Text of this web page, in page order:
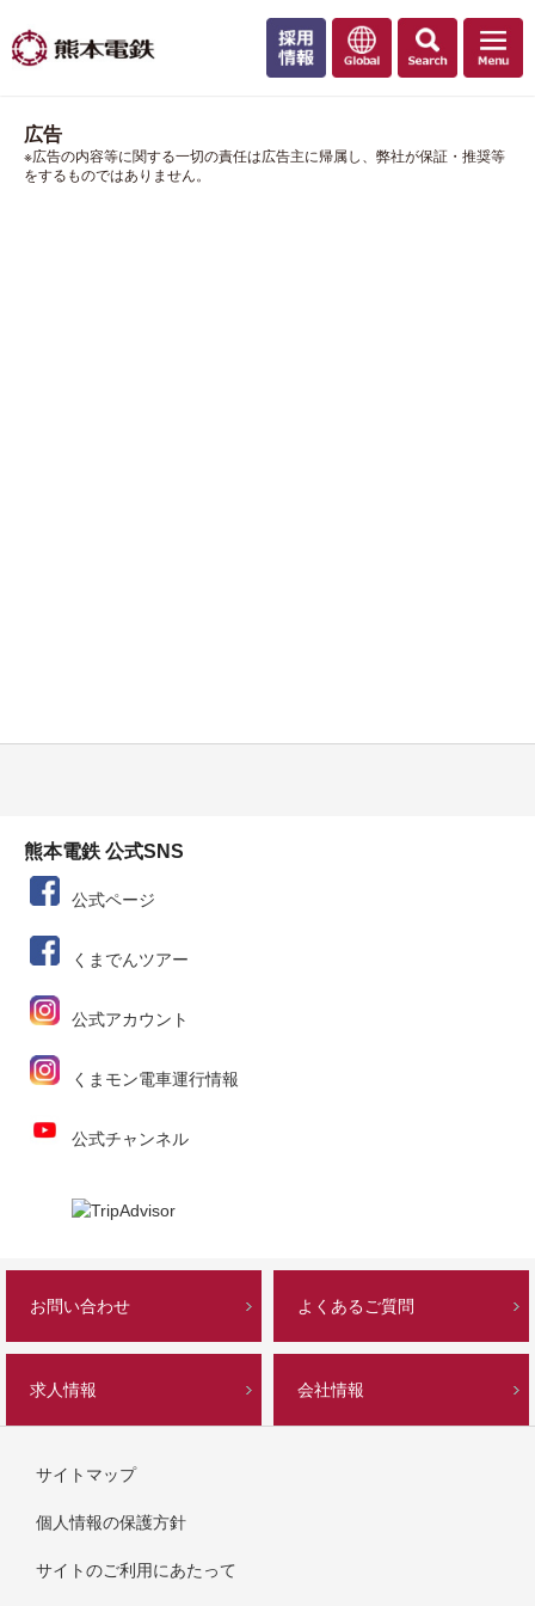
広告
※広告の内容等に関する一切の責任は広告主に帰属し、弊社が保証・推奨等
をするものではありません。
熊本電鉄 公式SNS
公式ページ
くまでんツアー
公式アカウント
くまモン電車運行情報
公式チャンネル
お問い合わせ よくあるご質問
求人情報 会社情報
サイトマップ
個人情報の保護方針
サイトのご利用にあたって